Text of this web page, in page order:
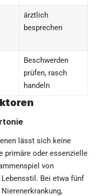
ärztlich
besprechen
Beschwerden
prüfen, rasch
handeln
lässt sich keine
primäre oder essenzielle
von
Bei etwa fünf